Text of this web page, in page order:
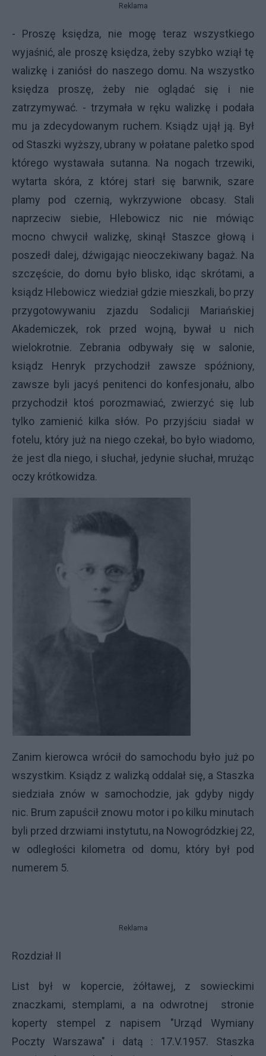
Reklama
- Proszę księdza, nie mogę teraz wszystkiego
wyjaśnić, ale proszę księdza, żeby szybko wziął tę
walizkę i zaniósł do naszego domu. Na wszystko
księdza proszę, żeby nie oglądać się i nie
zatrzymywać. - trzymała w ręku walizkę i podała
mu ja zdecydowanym ruchem. Ksiądz ujął ją. Był
od Staszki wyższy, ubrany w połatane paletko spod
którego wystawała sutanna. Na nogach trzewiki,
wytarta skóra, z której starł się barwnik, szare
plamy pod czernią, wykrzywione obcasy. Stali
naprzeciw siebie, Hlebowicz nic nie mówiąc
mocno chwycił walizkę, skinął Staszce głową i
poszedł dalej, dźwigając nieoczekiwany bagaż. Na
szczęście, do domu było blisko, idąc skrótami, a
ksiądz Hlebowicz wiedział gdzie mieszkali, bo przy
przygotowywaniu zjazdu Sodalicji Mariańskiej
Akademiczek, rok przed wojną, bywał u nich
wielokrotnie. Zebrania odbywały się w salonie,
ksiądz Henryk przychodził zawsze spóźniony,
zawsze byli jacyś penitenci do konfesjonału, albo
przychodził ktoś porozmawiać, zwierzyć się lub
tylko zamienić kilka słów. Po przyjściu siadał w
fotelu, który już na niego czekał, bo było wiadomo,
że jest dla niego, i słuchał, jedynie słuchał, mrużąc
oczy krótkowidza.
Zanim kierowca wrócił do samochodu było już po
wszystkim. Ksiądz z walizką oddalał się, a Staszka
siedziała znów w samochodzie, jak gdyby nigdy
nic. Brum zapuścił znowu motor i po kilku minutach
byli przed drzwiami instytutu, na Nowogródzkiej 22,
w odległości kilometra od domu, który był pod
numerem 5.
Reklama
Rozdział II
List był w kopercie, żółtawej, z sowieckimi
znaczkami, stemplami, a na odwrotnej stronie
koperty stempel z napisem "Urząd Wymiany
Poczty Warszawa" i datą : 17.V.1957. Staszka